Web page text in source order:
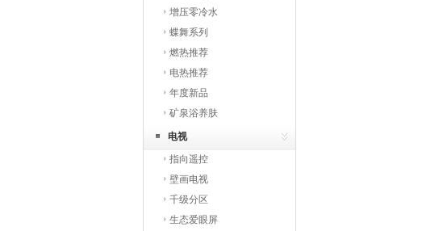
增压零冷水
蝶舞系列
燃热推荐
电热推荐
年度新品
矿泉浴养肤
电视
指向遥控
壁画电视
千级分区
生态爱眼屏